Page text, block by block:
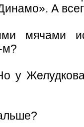
А
мячами
м?
у